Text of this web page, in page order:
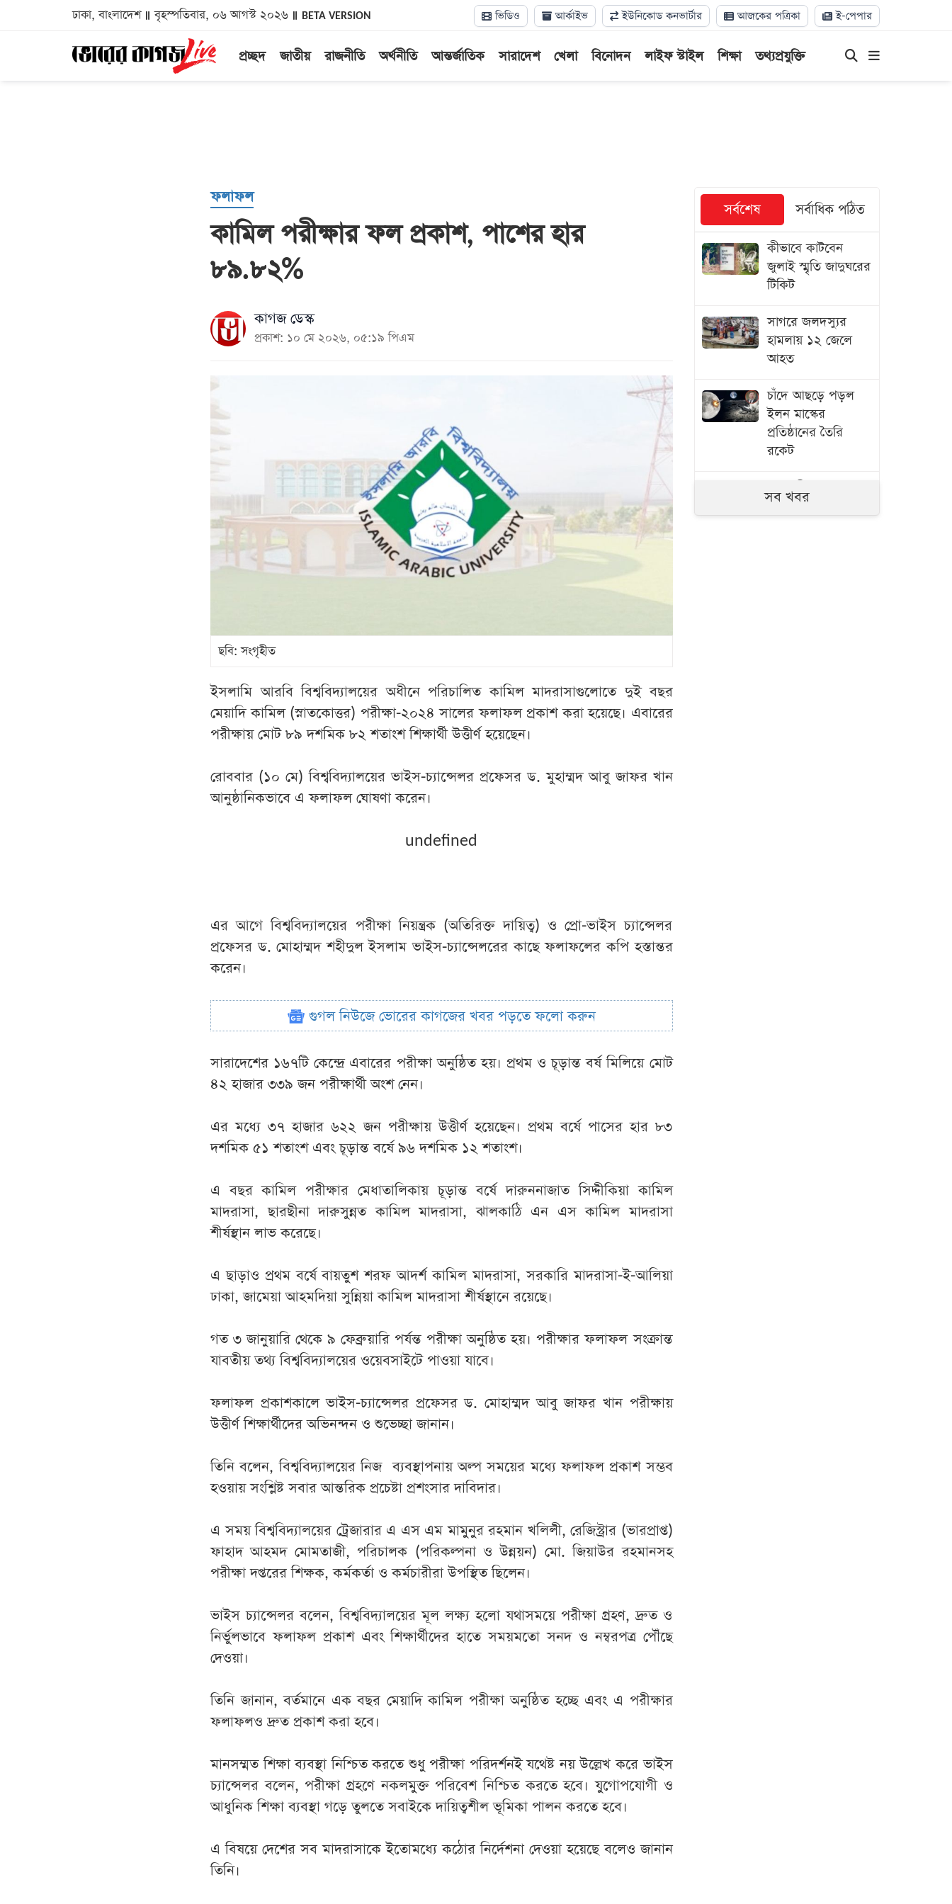
ঢাকা, বাংলাদেশ বৃহস্পতিবার, ০৬ আগস্ট ২০২৬ BETA VERSION ভিডিও আর্কাইভ ইউনিকোড কনভার্টার আজকের পত্রিকা ই-পেপার
প্রচ্ছদ জাতীয় রাজনীতি অর্থনীতি আন্তর্জাতিক সারাদেশ খেলা বিনোদন লাইফ স্টাইল শিক্ষা তথ্যপ্রযুক্তি
ফলাফল
কামিল পরীক্ষার ফল প্রকাশ, পাশের হার
৮৯.৮২%
কাগজ ডেস্ক
প্রকাশ: ১০ মে ২০২৬, ০৫:১৯ পিএম
ছবি: সংগৃহীত
ইসলামি আরবি বিশ্ববিদ্যালয়ের অধীনে পরিচালিত কামিল মাদরাসাগুলোতে দুই বছর
মেয়াদি কামিল (স্নাতকোত্তর) পরীক্ষা-২০২৪ সালের ফলাফল প্রকাশ করা হয়েছে। এবারের
পরীক্ষায় মোট ৮৯ দশমিক ৮২ শতাংশ শিক্ষার্থী উত্তীর্ণ হয়েছেন।
রোববার (১০ মে) বিশ্ববিদ্যালয়ের ভাইস-চ্যান্সেলর প্রফেসর ড. মুহাম্মদ আবু জাফর খান
আনুষ্ঠানিকভাবে এ ফলাফল ঘোষণা করেন।
undefined
এর আগে বিশ্ববিদ্যালয়ের পরীক্ষা নিয়ন্ত্রক (অতিরিক্ত দায়িত্ব) ও প্রো-ভাইস চ্যান্সেলর
প্রফেসর ড. মোহাম্মদ শহীদুল ইসলাম ভাইস-চ্যান্সেলরের কাছে ফলাফলের কপি হস্তান্তর
করেন।
গুগল নিউজে ভোরের কাগজের খবর পড়তে ফলো করুন
সারাদেশের ১৬৭টি কেন্দ্রে এবারের পরীক্ষা অনুষ্ঠিত হয়। প্রথম ও চূড়ান্ত বর্ষ মিলিয়ে মোট
৪২ হাজার ৩৩৯ জন পরীক্ষার্থী অংশ নেন।
এর মধ্যে ৩৭ হাজার ৬২২ জন পরীক্ষায় উত্তীর্ণ হয়েছেন। প্রথম বর্ষে পাসের হার ৮৩
দশমিক ৫১ শতাংশ এবং চূড়ান্ত বর্ষে ৯৬ দশমিক ১২ শতাংশ।
এ বছর কামিল পরীক্ষার মেধাতালিকায় চূড়ান্ত বর্ষে দারুননাজাত সিদ্দীকিয়া কামিল
মাদরাসা, ছারছীনা দারুসুন্নত কামিল মাদরাসা, ঝালকাঠি এন এস কামিল মাদরাসা
শীর্ষস্থান লাভ করেছে।
এ ছাড়াও প্রথম বর্ষে বায়তুশ শরফ আদর্শ কামিল মাদরাসা, সরকারি মাদরাসা-ই-আলিয়া
ঢাকা, জামেয়া আহমদিয়া সুন্নিয়া কামিল মাদরাসা শীর্ষস্থানে রয়েছে।
গত ৩ জানুয়ারি থেকে ৯ ফেব্রুয়ারি পর্যন্ত পরীক্ষা অনুষ্ঠিত হয়। পরীক্ষার ফলাফল সংক্রান্ত
যাবতীয় তথ্য বিশ্ববিদ্যালয়ের ওয়েবসাইটে পাওয়া যাবে।
ফলাফল প্রকাশকালে ভাইস-চ্যান্সেলর প্রফেসর ড. মোহাম্মদ আবু জাফর খান পরীক্ষায়
উত্তীর্ণ শিক্ষার্থীদের অভিনন্দন ও শুভেচ্ছা জানান।
তিনি বলেন, বিশ্ববিদ্যালয়ের নিজ ব্যবস্থাপনায় অল্প সময়ের মধ্যে ফলাফল প্রকাশ সম্ভব
হওয়ায় সংশ্লিষ্ট সবার আন্তরিক প্রচেষ্টা প্রশংসার দাবিদার।
এ সময় বিশ্ববিদ্যালয়ের ট্রেজারার এ এস এম মামুনুর রহমান খলিলী, রেজিস্ট্রার (ভারপ্রাপ্ত)
ফাহাদ আহমদ মোমতাজী, পরিচালক (পরিকল্পনা ও উন্নয়ন) মো. জিয়াউর রহমানসহ
পরীক্ষা দপ্তরের শিক্ষক, কর্মকর্তা ও কর্মচারীরা উপস্থিত ছিলেন।
ভাইস চ্যান্সেলর বলেন, বিশ্ববিদ্যালয়ের মূল লক্ষ্য হলো যথাসময়ে পরীক্ষা গ্রহণ, দ্রুত ও
নির্ভুলভাবে ফলাফল প্রকাশ এবং শিক্ষার্থীদের হাতে সময়মতো সনদ ও নম্বরপত্র পৌঁছে
দেওয়া।
তিনি জানান, বর্তমানে এক বছর মেয়াদি কামিল পরীক্ষা অনুষ্ঠিত হচ্ছে এবং এ পরীক্ষার
ফলাফলও দ্রুত প্রকাশ করা হবে।
মানসম্মত শিক্ষা ব্যবস্থা নিশ্চিত করতে শুধু পরীক্ষা পরিদর্শনই যথেষ্ট নয় উল্লেখ করে ভাইস
চ্যান্সেলর বলেন, পরীক্ষা গ্রহণে নকলমুক্ত পরিবেশ নিশ্চিত করতে হবে। যুগোপযোগী ও
আধুনিক শিক্ষা ব্যবস্থা গড়ে তুলতে সবাইকে দায়িত্বশীল ভূমিকা পালন করতে হবে।
এ বিষয়ে দেশের সব মাদরাসাকে ইতোমধ্যে কঠোর নির্দেশনা দেওয়া হয়েছে বলেও জানান
তিনি।
সর্বশেষ সর্বাধিক পঠিত
কীভাবে কাটবেন
জুলাই স্মৃতি জাদুঘরের
টিকিট
সাগরে জলদস্যুর
হামলায় ১২ জেলে
আহত
চাঁদে আছড়ে পড়ল
ইলন মাস্কের
প্রতিষ্ঠানের তৈরি
রকেট
রাজধানীতে সাবেক
এমপি
সব খবর